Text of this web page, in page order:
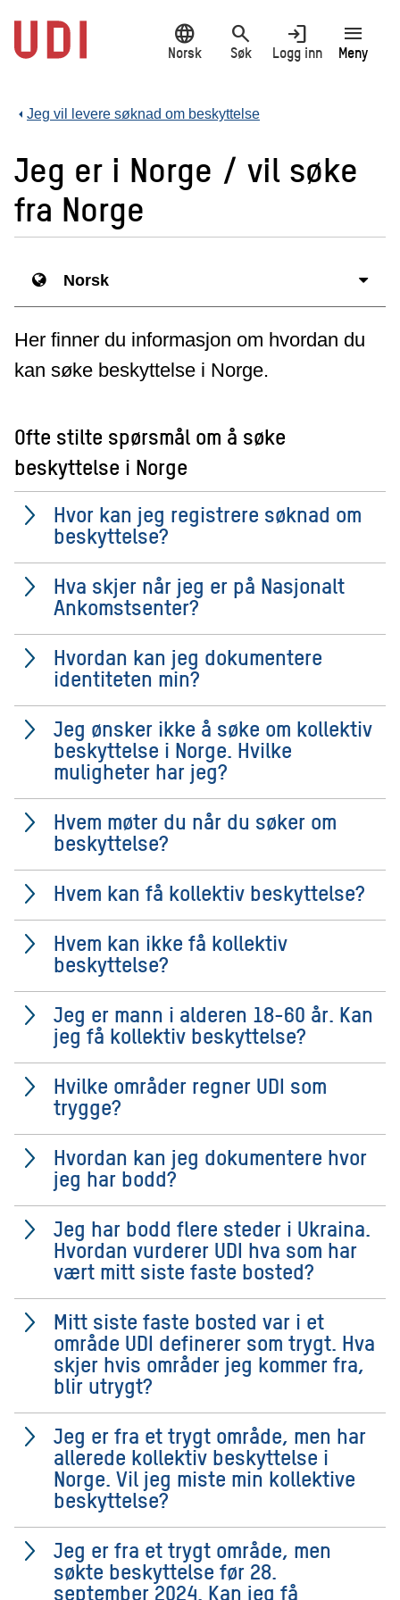
hovedinnhold
language
Norsk
search
Søk
login
Logg inn
menu
Meny
Jeg vil levere søknad om beskyttelse
Jeg er i Norge / vil søke
fra Norge
Norsk
Her finner du informasjon om hvordan du
kan søke beskyttelse i Norge.
Ofte stilte spørsmål om å søke
beskyttelse i Norge
Hvor kan jeg registrere søknad om
beskyttelse?
Hva skjer når jeg er på Nasjonalt
Ankomstsenter?
Hvordan kan jeg dokumentere
identiteten min?
Jeg ønsker ikke å søke om kollektiv
beskyttelse i Norge. Hvilke
muligheter har jeg?
Hvem møter du når du søker om
beskyttelse?
Hvem kan få kollektiv beskyttelse?
Hvem kan ikke få kollektiv
beskyttelse?
Jeg er mann i alderen 18-60 år. Kan
jeg få kollektiv beskyttelse?
Hvilke områder regner UDI som
trygge?
Hvordan kan jeg dokumentere hvor
jeg har bodd?
Jeg har bodd flere steder i Ukraina.
Hvordan vurderer UDI hva som har
vært mitt siste faste bosted?
Mitt siste faste bosted var i et
område UDI definerer som trygt. Hva
skjer hvis områder jeg kommer fra,
blir utrygt?
Jeg er fra et trygt område, men har
allerede kollektiv beskyttelse i
Norge. Vil jeg miste min kollektive
beskyttelse?
Jeg er fra et trygt område, men
søkte beskyttelse før 28.
september 2024. Kan jeg få